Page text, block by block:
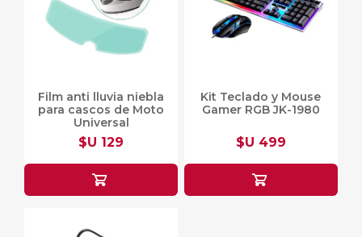
Film anti lluvia niebla
para cascos de Moto
Universal
$U 129
Kit Teclado y Mouse
Gamer RGB JK-1980
$U 499